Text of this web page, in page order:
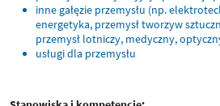
inne gałęzie przemysłu (np.
energetyka, przemysł tworzyw
przemysł lotniczy, medyczny,
usługi dla przemysłu